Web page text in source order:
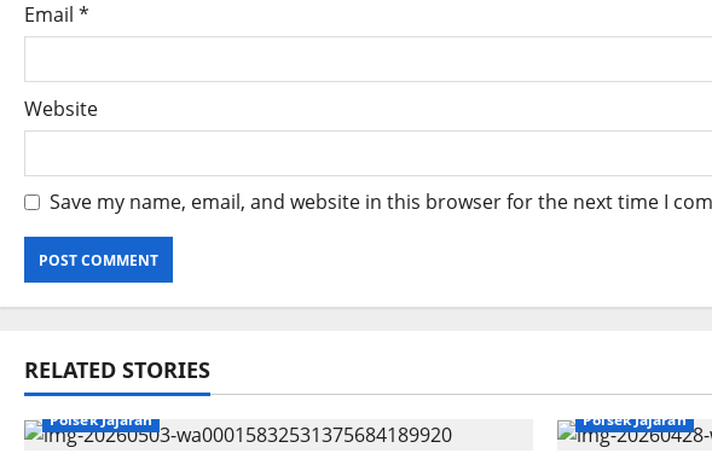
Email *
Website
Save my name, email, and website in this browser for the next time I
RELATED STORIES
Polsek Jajaran Polsek Jajaran